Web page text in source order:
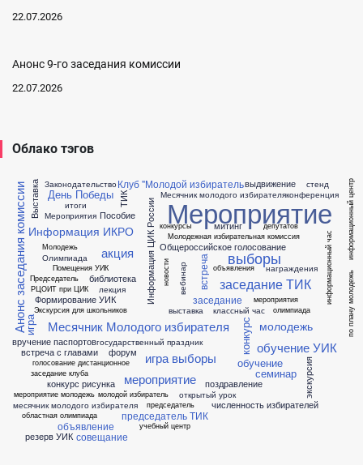
22.07.2026
Анонс 9-го заседания комиссии
22.07.2026
Облако тэгов
Анонс заседания комиссииВыставка День Победы
Законодательство
Информация ИКРО Информация ЦИК России
Клуб "Молодой избиратель
Мероприятие
Мероприятия
Месячник Молодого избирателя
Месячник молодого избирателя
Молодежная избирательная комиссия
Молодежь
Общероссийское голосование
Олимпиада
Помещения УИК
Пособие
Председатель
РЦОИТ при ЦИК
ТИК
Формирование УИК
Экскурсия для школьников
акция
библиотека вебинар
вручение паспортов
встреча
встреча с главами
выборы
выдвижение
выставка
голосование дистанционное
государственный праздник
депутатов
заседание
заседание ТИК
заседание клуба
игра
игра выборы
информационный центр
информационный час
итоги
классный час
конкурс
конкурс рисунка
конкурсы
конференция
лекция
мероприятие
мероприятие молодежь
мероприятия
месячник молодого избирателя
митинг
молодежь
молодой избиратель
награждения
новости
областная олимпиада
обучение
обучение УИК
объявление
объявления
олимпиада
открытый урок
по плану молодежь
поздравление
председатель
председатель ТИК
резерв УИК
семинар
совещание
стенд
учебный центр
форум
численность избирателей
экскурсия